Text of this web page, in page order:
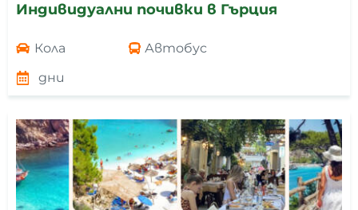
Индивидуални почивки в Гърция
Кола
Автобус
дни